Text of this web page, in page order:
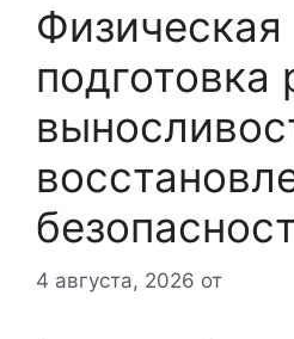
Физическая
подготовка
4 августа, 2026 от